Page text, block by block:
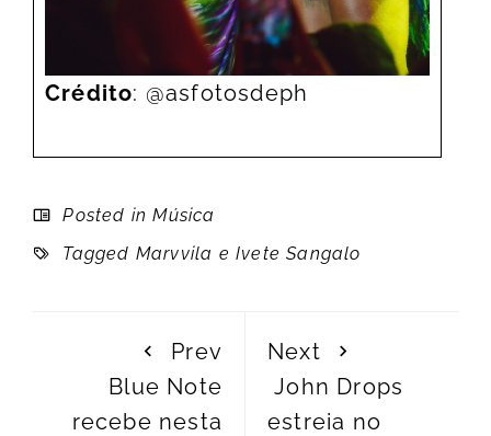
Crédito: @asfotosdeph
Posted inMúsica
Tagged Marvvila e Ivete Sangalo
Prev
Blue Note
recebe nesta
Next
John Drops
estreia no